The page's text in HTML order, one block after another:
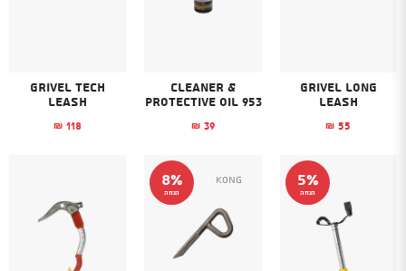
Grivel Long
leash
₪ 55
Cleaner &
Protective Oil 953
₪ 39
Grivel Tech
leash
₪ 118
5%
הנחה
8%
הנחה
Kong